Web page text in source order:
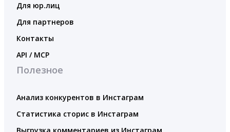
Для юр.лиц
Для партнеров
Контакты
API / MCP
Полезное
Анализ конкурентов в Инстаграм
Статистика сторис в Инстаграм